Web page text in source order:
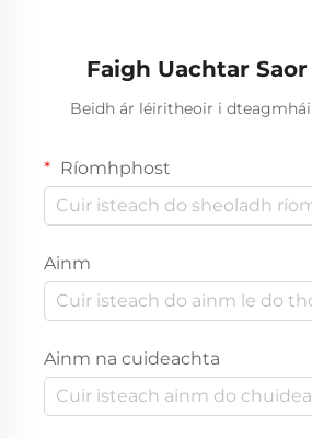
Thoghatóireacht na Síne
Faigh Uachtar
Beidh ár léiritheoir i
Ríomhphost
Ainm
Ainm na cuideachta